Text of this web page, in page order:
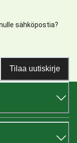
sähköpostia?
Tilaa uutiskirje